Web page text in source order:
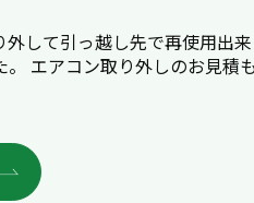
して引っ越し先で再使用出
エアコン取り外しのお見積